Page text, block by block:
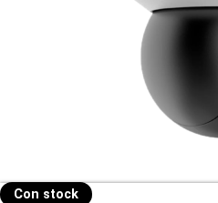
Con stock